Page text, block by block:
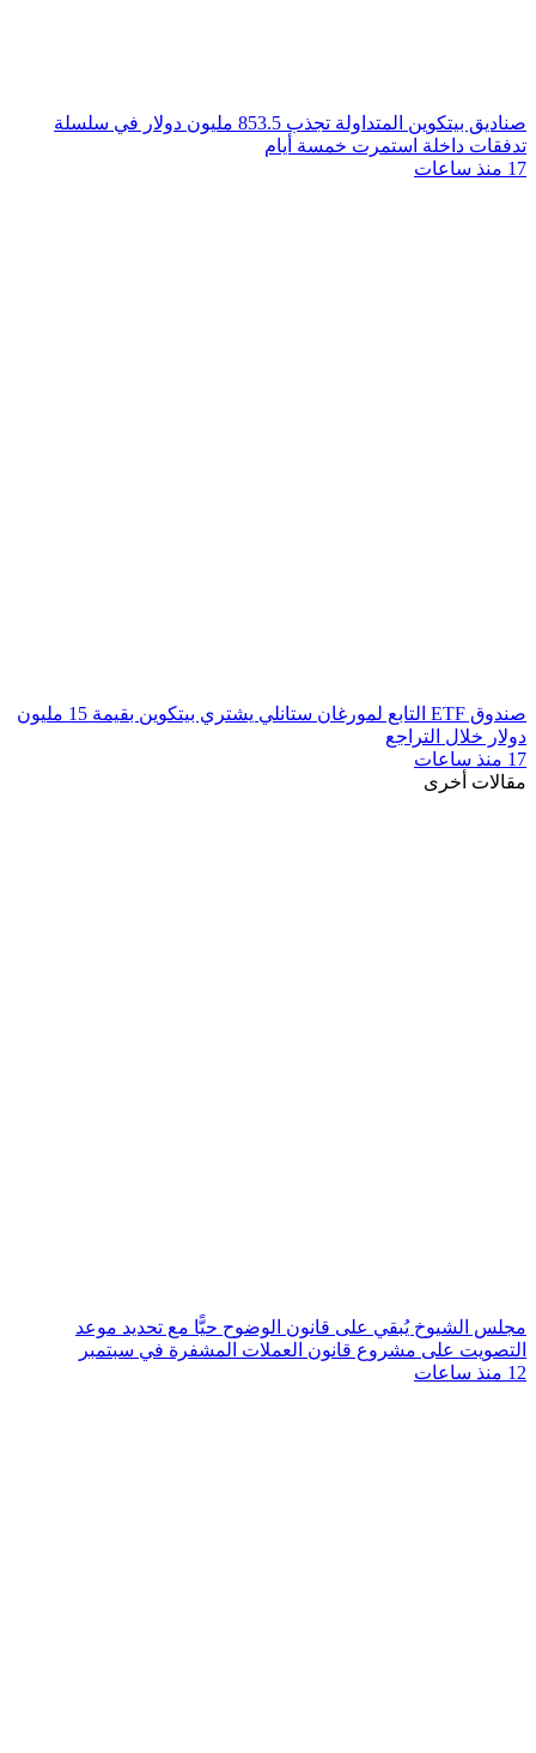
صناديق بيتكوين المتداولة تجذب 853.5 مليون دولار في سلسلة
تدفقات داخلة استمرت خمسة أيام
17 منذ ساعات
صندوق ETF التابع لمورغان ستانلي يشتري بيتكوين بقيمة 15 مليون
دولار خلال التراجع
17 منذ ساعات
مقالات أخرى
مجلس الشيوخ يُبقي على قانون الوضوح حيًّا مع تحديد موعد
التصويت على مشروع قانون العملات المشفرة في سبتمبر
12 منذ ساعات